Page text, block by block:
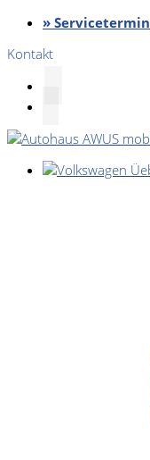
» Servicetermin
Kontakt